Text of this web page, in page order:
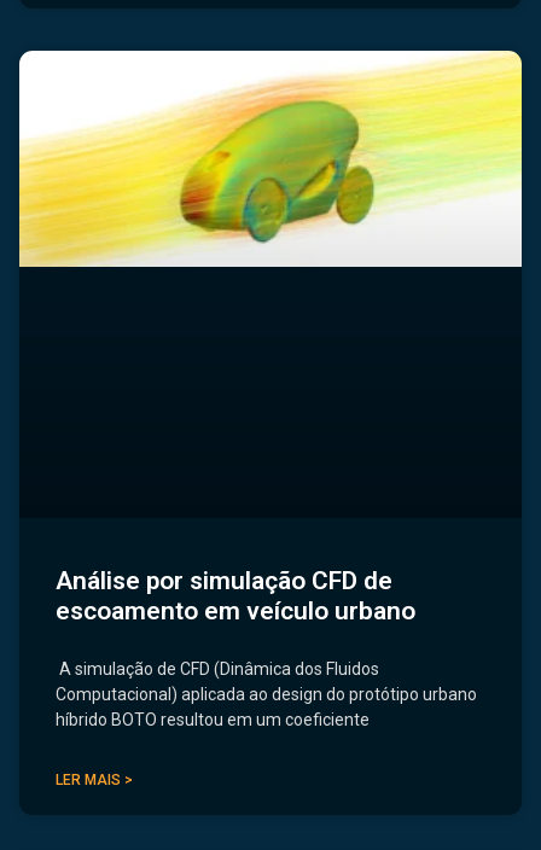
Análise por simulação CFD de
escoamento em veículo urbano
A simulação de CFD (Dinâmica dos Fluidos
Computacional) aplicada ao design do protótipo urbano
híbrido BOTO resultou em um coeficiente
LER MAIS >